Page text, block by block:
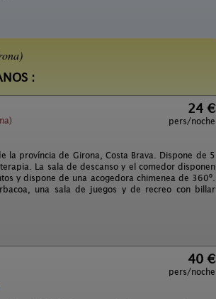
:
24 €
pers/noche
la província de Girona, Costa Brava. Dispone de 5
La sala de descanso y el comedor disponen
y dispone de una acogedora chimenea de 360º.
una sala de juegos y de recreo con billar
40 €
pers/noche